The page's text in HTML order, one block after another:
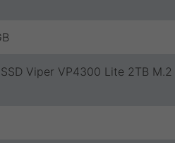
Viper VP4300 Lite 2TB M.2